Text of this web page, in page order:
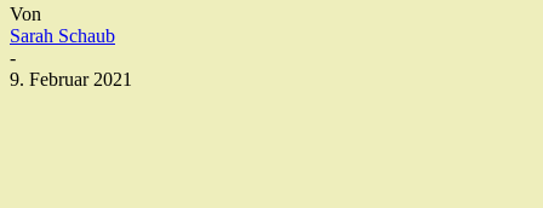
Von
Sarah Schaub
-
9. Februar 2021